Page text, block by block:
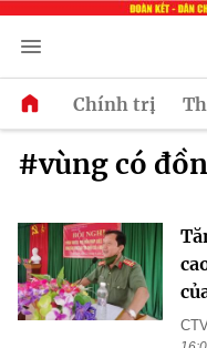
Chính trị
#vùng có